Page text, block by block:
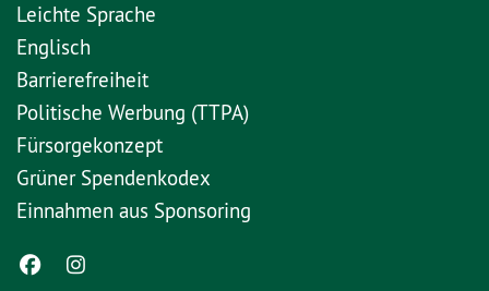
Leichte Sprache
Englisch
Barrierefreiheit
Politische Werbung (TTPA)
Fürsorgekonzept
Grüner Spendenkodex
Einnahmen aus Sponsoring